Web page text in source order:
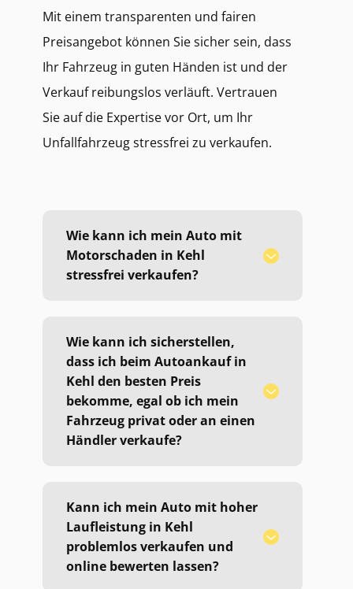
Mit einem transparenten und fairen
Preisangebot können Sie sicher sein, dass
Ihr Fahrzeug in guten Händen ist und der
Verkauf reibungslos verläuft. Vertrauen
Sie auf die Expertise vor Ort, um Ihr
Unfallfahrzeug stressfrei zu verkaufen.
Wie kann ich mein Auto mit
Motorschaden in Kehl
stressfrei verkaufen?
Wie kann ich sicherstellen,
dass ich beim Autoankauf in
Kehl den besten Preis
bekomme, egal ob ich mein
Fahrzeug privat oder an einen
Händler verkaufe?
Kann ich mein Auto mit hoher
Laufleistung in Kehl
problemlos verkaufen und
online bewerten lassen?